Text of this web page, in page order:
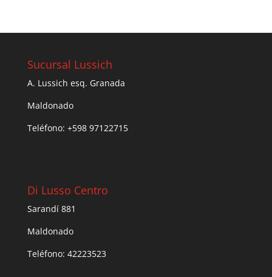
Sucursal Lussich
A. Lussich esq. Granada
Maldonado
Teléfono: +598 97122715
Di Lusso Centro
Sarandí 881
Maldonado
Teléfono: 42223523